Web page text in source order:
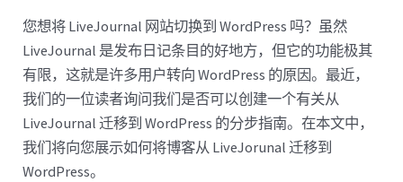
您想将 LiveJournal 网站切换到 WordPress 吗？虽然
LiveJournal 是发布日记条目的好地方，但它的功能极其
有限，这就是许多用户转向 WordPress 的原因。最近，
我们的一位读者询问我们是否可以创建一个有关从
LiveJournal 迁移到 WordPress 的分步指南。在本文中，
我们将向您展示如何将博客从 LiveJorunal 迁移到
WordPress。